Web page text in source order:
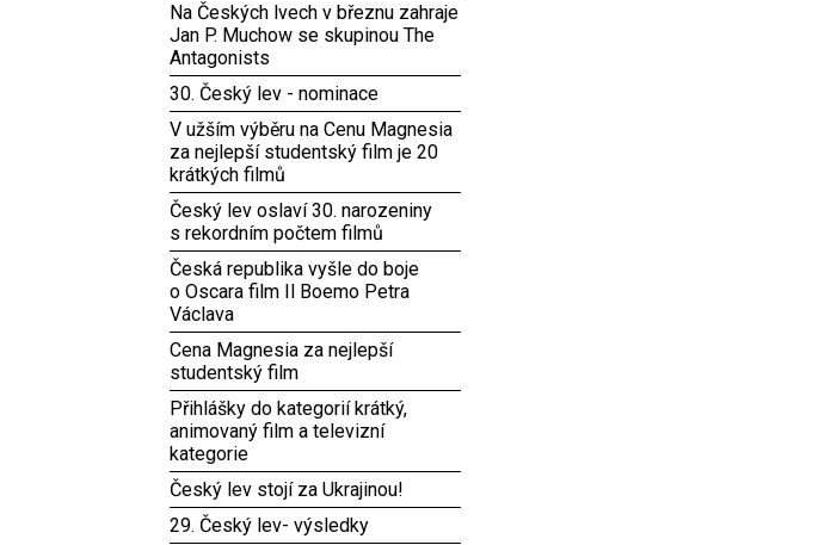
Na Českých lvech v březnu zahraje
Jan P. Muchow se skupinou The
Antagonists
30. Český lev - nominace
V užším výběru na Cenu Magnesia
za nejlepší studentský film je 20
krátkých filmů
Český lev oslaví 30. narozeniny
s rekordním počtem filmů
Česká republika vyšle do boje
o Oscara film Il Boemo Petra
Václava
Cena Magnesia za nejlepší
studentský film
Přihlášky do kategorií krátký,
animovaný film a televizní
kategorie
Český lev stojí za Ukrajinou!
29. Český lev- výsledky